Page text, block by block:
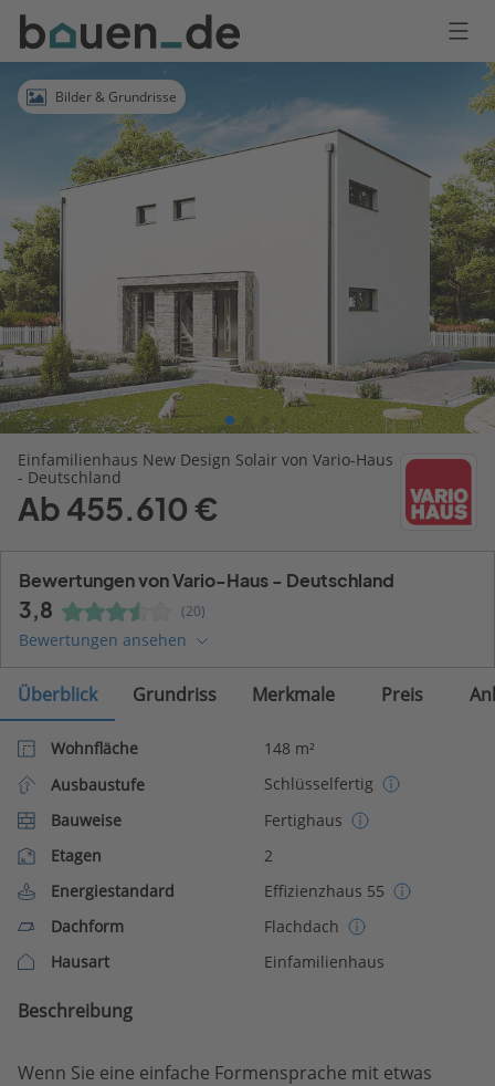
Bauen
Logo
AnmeldenBilder & Grundrisse
Einfamilienhaus New Design Solair von Vario-Haus
- Deutschland
Ab 455.610 €
Bewertungen von Vario-Haus - Deutschland
3,8 (20)
Bewertungen ansehen
Überblick Grundriss Merkmale Preis
Wohnfläche
148 m²
Ausbaustufe
Schlüsselfertig
Bauweise
Fertighaus
Etagen
2
Energiestandard
Effizienzhaus 55
Dachform
Flachdach
Hausart
Einfamilienhaus
Beschreibung
Wenn Sie eine einfache Formensprache mit etwas